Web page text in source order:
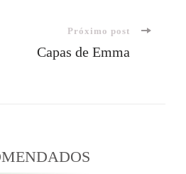
Próximo post
Capas de Emma